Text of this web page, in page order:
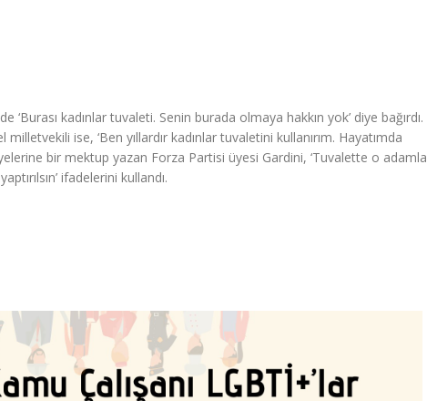
‘Burası kadınlar tuvaleti. Senin burada olmaya hakkın yok’ diye bağırdı.
ise, ‘Ben yıllardır kadınlar tuvaletini kullanırım. Hayatımda
bir mektup yazan Forza Partisi üyesi Gardini, ‘Tuvalette o adamla
ifadelerini kullandı.